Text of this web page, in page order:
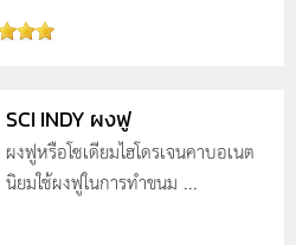
SCI INDY ผงฟู
ผงฟูหรือโซเดียมไฮโดรเจนคาบอเนต
นิยมใช้ผงฟูในการทำขนม ...